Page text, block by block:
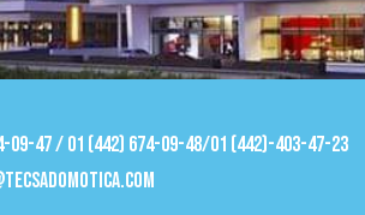
09-47 / 01 (442) 674-09-48/01 (442)-403-47-23